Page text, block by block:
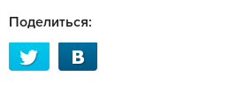
Поделиться: